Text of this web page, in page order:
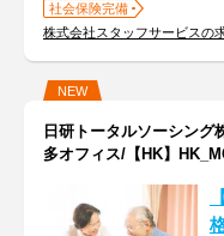
社会保険完備
株式会社スタッフサービスの
NEW
日研トータルソーシン
多オフィス/【HK】